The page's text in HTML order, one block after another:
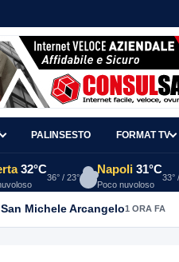
PALINSESTO FORMAT TV
32°C
36° / 23°
Napoli 31°C
Poco nuvoloso
33°
Michele Arcangelo1 ORA FA